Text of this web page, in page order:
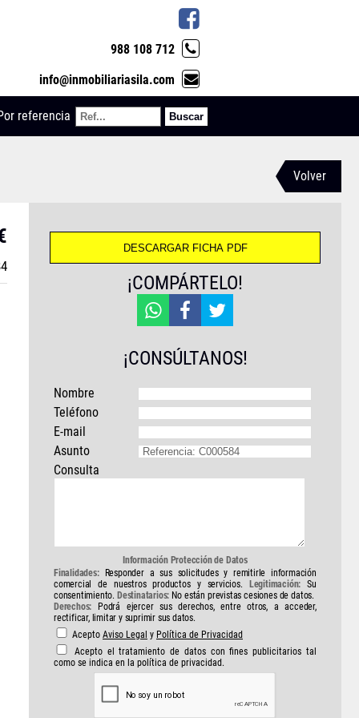
988 108 712
info@inmobiliariasila.com
referencia
Volver
¡COMPÁRTELO!
¡CONSÚLTANOS!
Nombre
Teléfono
E-mail
Asunto
Consulta
Información Protección de Datos
Finalidades:Responder a sus solicitudes y remitirle información
comercial de nuestros productos y servicios.
Legitimación: Su
consentimiento. Destinatarios: No están previstas cesiones de datos.
Derechos: Podrá ejercer sus derechos, entre otros, a acceder,
rectificar, limitar y suprimir sus datos.
Acepto Aviso Legal y Política de Privacidad
Acepto el tratamiento de datos con fines publicitarios tal
como se indica en la política de privacidad.